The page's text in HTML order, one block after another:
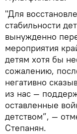
"Для
стабильности
вынужденно
мероприятия
детям хотя бы
сожалению,
негативно
из нас —
оставленные
детством”, —
Степанян.